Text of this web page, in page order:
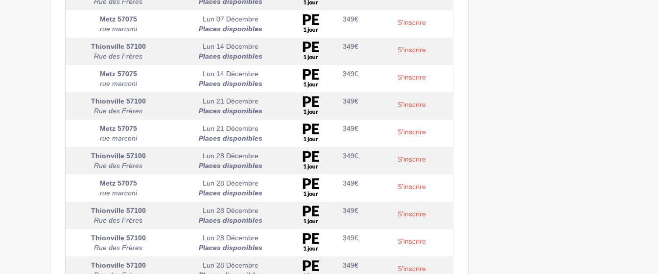
Metz 57075
rue marconi
Lun 07 Décembre
Places disponibles
349€ S'inscrire
Thionville 57100
Rue des Frères
Lun 14 Décembre
Places disponibles
349€ S'inscrire
Metz 57075
rue marconi
Lun 14 Décembre
Places disponibles
349€ S'inscrire
Thionville 57100
Rue des Frères
Lun 21 Décembre
Places disponibles
349€ S'inscrire
Metz 57075
rue marconi
Lun 21 Décembre
Places disponibles
349€ S'inscrire
Thionville 57100
Rue des Frères
Lun 28 Décembre
Places disponibles
349€ S'inscrire
Metz 57075
rue marconi
Lun 28 Décembre
Places disponibles
349€ S'inscrire
Thionville 57100
Rue des Frères
Lun 28 Décembre
Places disponibles
349€ S'inscrire
Thionville 57100
Rue des Frères
Lun 28 Décembre
Places disponibles
349€ S'inscrire
Thionville 57100
Lun 28 Décembre
349€ S'inscrire